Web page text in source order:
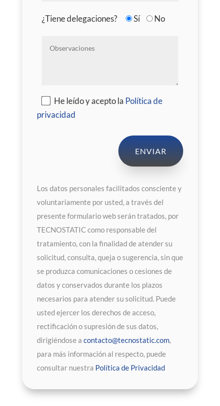
¿Tiene delegaciones? Sí No
He leído y acepto la Política de
privacidad
Los datos personales facilitados consciente y
voluntariamente por usted, a través del
presente formulario web serán tratados, por
TECNOSTATIC como responsable del
tratamiento, con la finalidad de atender su
solicitud, consulta, queja o sugerencia, sin que
se produzca comunicaciones o cesiones de
datos y conservados durante los plazos
necesarios para atender su solicitud. Puede
usted ejercer los derechos de acceso,
rectificación o supresión de sus datos,
dirigiéndose a contacto@tecnostatic.com,
para más información al respecto, puede
consultar nuestra Política de Privacidad